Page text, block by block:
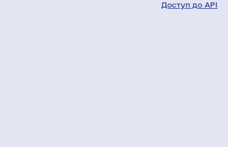
Доступ до API